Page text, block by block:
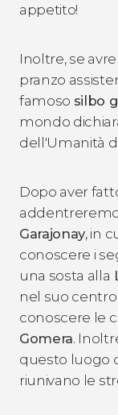
appetito!
Inoltre, se
pranzo
famoso silbo
mondo
dell'Umanità
Dopo aver
Garajonay, in
conoscere i
una sosta alla
nel suo
conoscere le
Gomera.
questo luogo
riunivano le